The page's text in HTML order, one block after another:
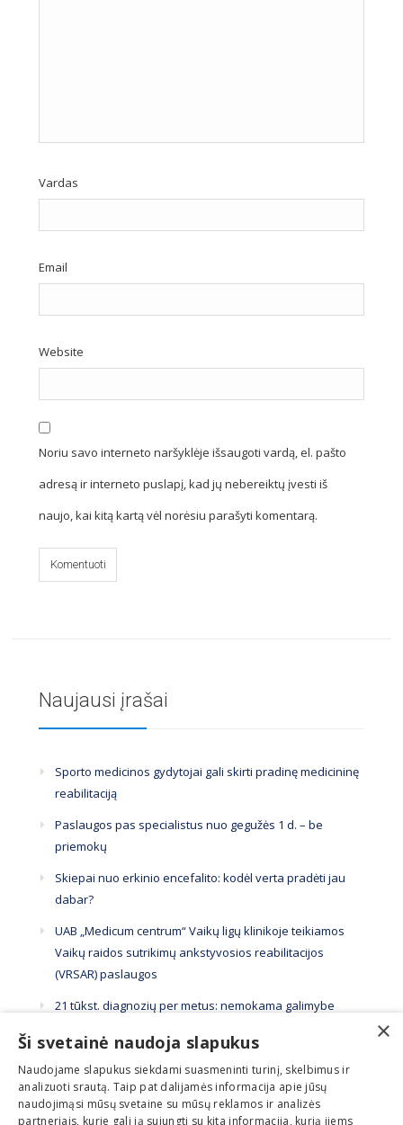
Vardas
Email
Website
Noriu savo interneto naršyklėje išsaugoti vardą, el. pašto
adresą ir interneto puslapį, kad jų nebereiktų įvesti iš
naujo, kai kitą kartą vėl norėsiu parašyti komentarą.
Naujausi įrašai
Sporto medicinos gydytojai gali skirti pradinę medicininę
reabilitaciją
Paslaugos pas specialistus nuo gegužės 1 d. – be
priemokų
Skiepai nuo erkinio encefalito: kodėl verta pradėti jau
dabar?
UAB „Medicum centrum“ Vaikų ligų klinikoje teikiamos
Vaikų raidos sutrikimų ankstyvosios reabilitacijos
(VRSAR) paslaugos
21 tūkst. diagnozių per metus: nemokama galimybe
×
Ši svetainė naudoja slapukus
Naudojame slapukus siekdami suasmeninti turinį, skelbimus ir
analizuoti srautą. Taip pat dalijamės informacija apie jūsų
naudojimąsi mūsų svetaine su mūsų reklamos ir analizės
partneriais, kurie gali ją sujungti su kita informacija, kurią jiems